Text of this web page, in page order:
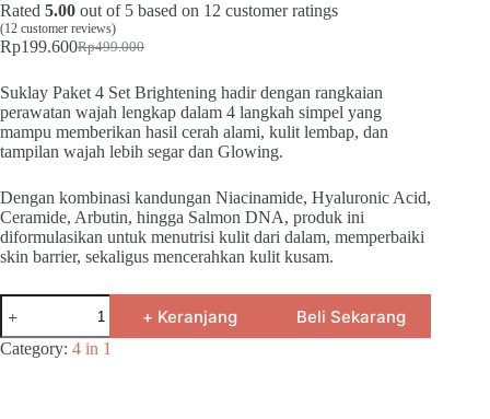
Rated 5.00 out of 5 based on 12 customer ratings
(12 customer reviews)
Rp499.000
Original
was:
Rp499.000.
Rp199.600Current
is:
Rp199.600.
Suklay Paket 4 Set Brightening hadir dengan rangkaian
perawatan wajah lengkap dalam 4 langkah simpel yang
mampu memberikan hasil cerah alami, kulit lembap, dan
tampilan wajah lebih segar dan Glowing.
Dengan kombinasi kandungan Niacinamide, Hyaluronic Acid,
Ceramide, Arbutin, hingga Salmon DNA, produk ini
diformulasikan untuk menutrisi kulit dari dalam, memperbaiki
skin barrier, sekaligus mencerahkan kulit kusam.
Suklay
Brightening
Skincare
Paket
+ Keranjang Beli Sekarang
Category: 4 in 1